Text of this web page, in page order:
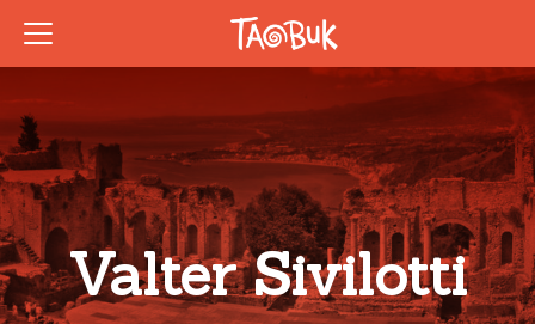
Valter Sivilotti